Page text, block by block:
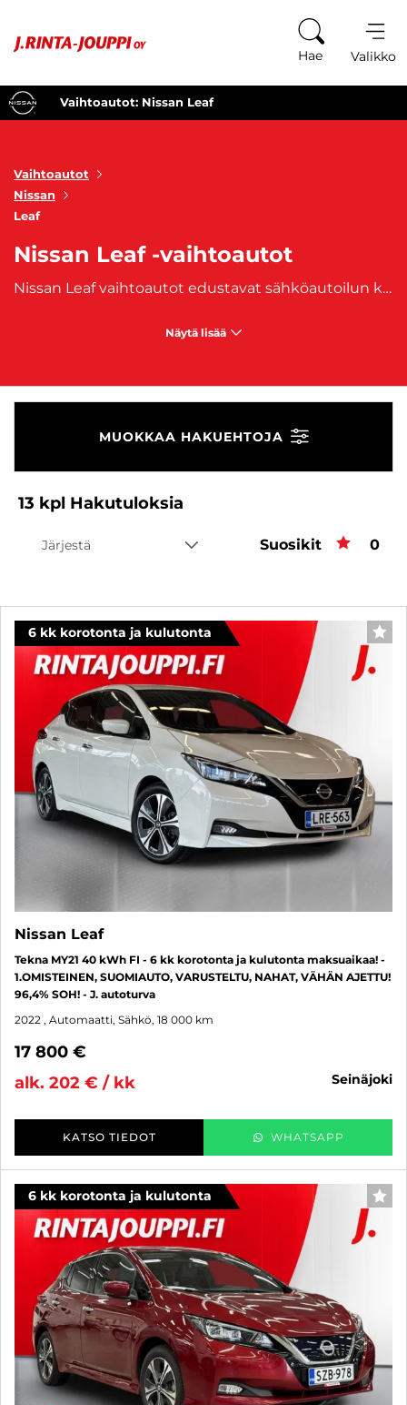
Hae Valikko
Vaihtoautot: Nissan Leaf
Vaihtoautot
Nissan
Leaf
Nissan Leaf -vaihtoautot
Nissan Leaf vaihtoautot edustavat sähköautoilun kärkeä, tarjoten taloudellista ja ympäristöystävällistä liikkumista ilman kompromisseja suorituskyvyn tai mukavuuden suhteen. Täyssähköinen Nissan Leaf on tunnettu luotettavuudestaan ja ajomukavuudestaan, tehden siitä suositun valinnan sähköautoilua harkitseville kuljettajille. Tyylikkään virtaviivainen muotoilu ja aerodynaamiset linjat tekevät Leafista modernin ja silmiinpistävän vaihtoehdon tien päällä. Nissan Leaf vaihtoautot tarjoavat tilavat sisätilat, joissa korostuvat mukavuus ja huippuluokan teknologia, kuten intuitiivinen kosketusnäyttö ja edistykselliset kuljettajaa avustavat järjestelmät. Leafin akku mahdollistaa pitkän toimintamatkan, mikä tekee siitä loistavan valinnan niin päivittäiseen ajoon kuin pidemmillekin matkoille. Sähköauton hiljainen käyntiääni ja taloudelliset käyttökustannukset tekevät Nissan Leafista houkuttelevan vaihtoehdon monille. Nissan Leaf vaihtoautot sopivat erityisesti ympäristötietoisille kuljettajille, jotka haluavat vähentää päästöjään ja säästää polttoainekustannuksissa. Se on täydellinen valinta kaupunkiajoon, mutta soveltuu erinomaisesti myös perheille ja pidempien matkojen ajamiseen. J. Rinta-Joupilta ostat käytetyt, aiemmin omistuksessa olleet Nissan Leaf -vaihtoautot. Autoihin on saatavilla edullinen
Näytä lisää
MUOKKAA HAKUEHTOJA
13 kpl Hakutuloksia
Järjestä Suosikit 0
6 kk korotonta ja kulutonta
Nissan Leaf
Tekna MY21 40 kWh FI - 6 kk korotonta ja kulutonta maksuaikaa! -
1.OMISTEINEN, SUOMIAUTO, VARUSTELTU, NAHAT, VÄHÄN AJETTU!
96,4% SOH! - J. autoturva
2022 , Automaatti, Sähkö, 18 000 km
17 800 €
alk. 202 € / kk
seinäjoki
KATSO TIEDOT WHATSAPP
6 kk korotonta ja kulutonta